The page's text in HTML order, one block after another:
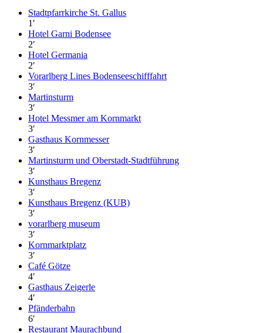
Stadtpfarrkirche St. Gallus
1′
Hotel Garni Bodensee
2′
Hotel Germania
2′
Vorarlberg Lines Bodenseeschifffahrt
3′
Martinsturm
3′
Hotel Messmer am Kornmarkt
3′
Gasthaus Kornmesser
3′
Martinsturm und Oberstadt-Stadtführung
3′
Kunsthaus Bregenz
3′
Kunsthaus Bregenz (KUB)
3′
vorarlberg museum
3′
Kornmarktplatz
3′
Café Götze
4′
Gasthaus Zeigerle
4′
Pfänderbahn
6′
Restaurant Maurachbund